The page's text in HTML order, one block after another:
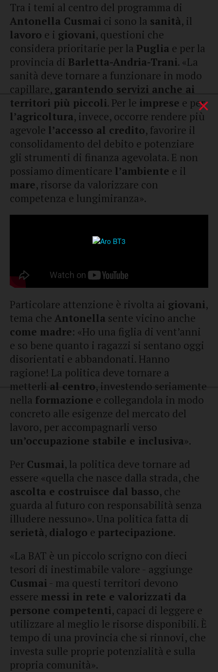
Tra i temi al centro del programma di
Antonella Cusmai ci sono la sanità, il
lavoro e i giovani, questioni che
considera prioritarie per la Puglia e per la
provincia di Barletta-Andria-Trani. «La
sanità deve tornare a funzionare in modo
capillare, garantendo servizi anche ai
territori più piccoli. Per le imprese e per
l’agricoltura, invece, occorre rendere più
agevole l’accesso al credito, favorire il
consolidamento del debito e potenziare
gli strumenti di finanza agevolata. E non
possiamo dimenticare l’ambiente e il
mare, risorse da valorizzare con
competenza e lungimiranza».
Particolare attenzione è rivolta ai giovani,
tema che Antonella sente vicino anche
come madre: «Ho una figlia di vent’anni
e so bene quanto i ragazzi si sentano oggi
disorientati e abbandonati. Hanno
ragione! La politica deve tornare a
metterli al centro, investendo seriamente
nella formazione e collegandola in modo
concreto alle esigenze del mercato del
lavoro, per accompagnarli verso
un’occupazione stabile e inclusiva».
Per Cusmai, la politica deve tornare ad
essere «quella che nasce dalla strada, che
ascolta e costruisce dal basso, che
guarda al futuro con responsabilità senza
illudere nessuno». Una politica fatta di
serietà, dialogo e partecipazione.
«La BAT è un piccolo scrigno con dieci
tesori di inestimabile valore - aggiunge
Cusmai - ma questi territori devono
essere messi in rete e valorizzati da
persone competenti, capaci di leggere e
utilizzare al meglio le risorse disponibili. È
tempo di una provincia che si rinnovi, che
investa sulle proprie potenzialità e sulla
propria comunità».
×